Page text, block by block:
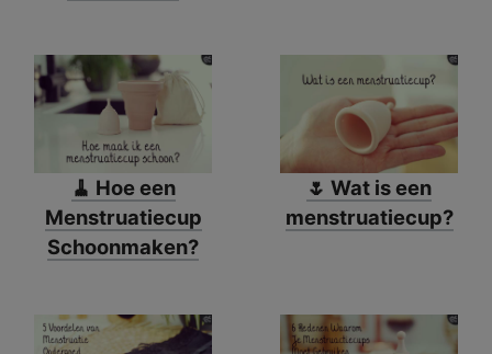
🧹 Hoe een
Menstruatiecup
Schoonmaken?
🌷 Wat is een
menstruatiecup?